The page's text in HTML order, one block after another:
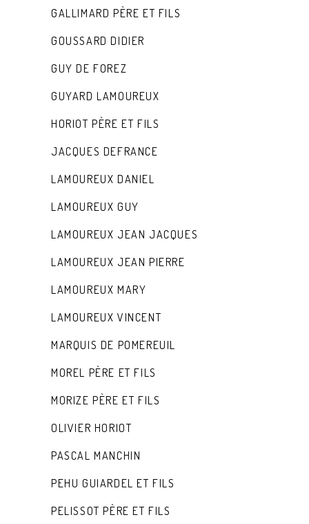
GALLIMARD PÈRE ET FILS
GOUSSARD DIDIER
GUY DE FOREZ
GUYARD LAMOUREUX
HORIOT PÈRE ET FILS
JACQUES DEFRANCE
LAMOUREUX DANIEL
LAMOUREUX GUY
LAMOUREUX JEAN JACQUES
LAMOUREUX JEAN PIERRE
LAMOUREUX MARY
LAMOUREUX VINCENT
MARQUIS DE POMEREUIL
MOREL PÈRE ET FILS
MORIZE PÈRE ET FILS
OLIVIER HORIOT
PASCAL MANCHIN
PEHU GUIARDEL ET FILS
PELISSOT PÈRE ET FILS